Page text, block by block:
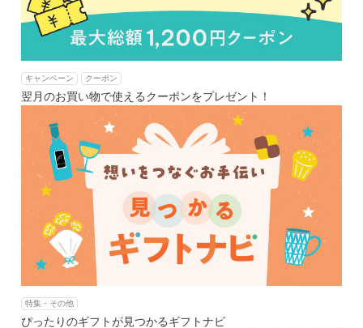
キャンペーン クーポン
翌月のお買い物で使えるクーポンをプレゼント！
特集・その他
ぴったりのギフトが見つかるギフトナビ